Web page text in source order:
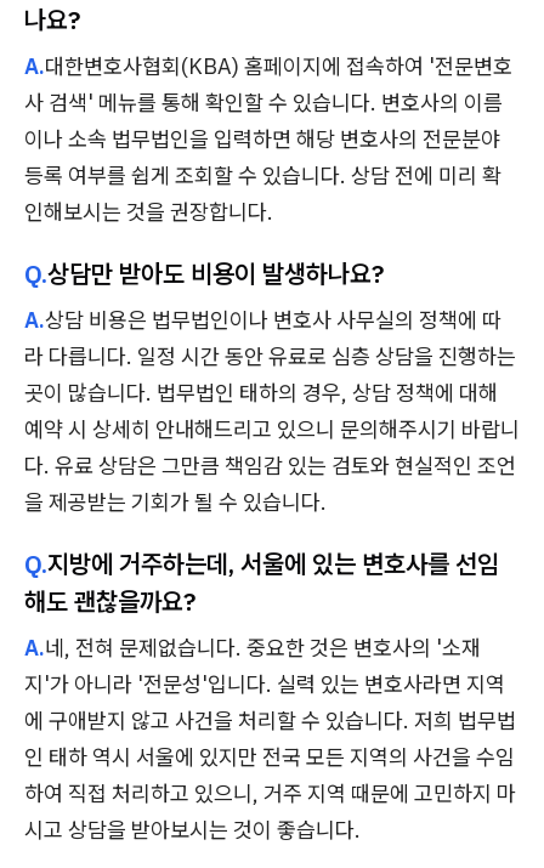
나요?
A.대한변호사협회(KBA) 홈페이지에 접속하여 '전문변호
사 검색' 메뉴를 통해 확인할 수 있습니다. 변호사의 이름
이나 소속 법무법인을 입력하면 해당 변호사의 전문분야
등록 여부를 쉽게 조회할 수 있습니다. 상담 전에 미리 확
인해보시는 것을 권장합니다.
Q.상담만 받아도 비용이 발생하나요?
A.상담 비용은 법무법인이나 변호사 사무실의 정책에 따
라 다릅니다. 일정 시간 동안 유료로 심층 상담을 진행하는
곳이 많습니다. 법무법인 태하의 경우, 상담 정책에 대해
예약 시 상세히 안내해드리고 있으니 문의해주시기 바랍니
다. 유료 상담은 그만큼 책임감 있는 검토와 현실적인 조언
을 제공받는 기회가 될 수 있습니다.
Q.지방에 거주하는데, 서울에 있는 변호사를 선임
해도 괜찮을까요?
A.네, 전혀 문제없습니다. 중요한 것은 변호사의 '소재
지'가 아니라 '전문성'입니다. 실력 있는 변호사라면 지역
에 구애받지 않고 사건을 처리할 수 있습니다. 저희 법무법
인 태하 역시 서울에 있지만 전국 모든 지역의 사건을 수임
하여 직접 처리하고 있으니, 거주 지역 때문에 고민하지 마
시고 상담을 받아보시는 것이 좋습니다.